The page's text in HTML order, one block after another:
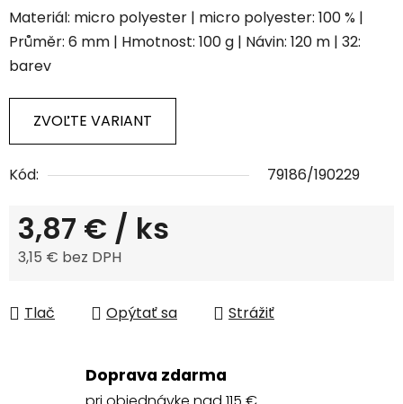
Materiál: micro polyester | micro polyester: 100 % |
Průměr: 6 mm | Hmotnost: 100 g | Návin: 120 m | 32:
barev
ZVOĽTE VARIANT
Kód: 79186/190229
3,87 € / ks
3,15 € bez DPH
Tlač
Opýtať sa Strážiť
Doprava zdarma